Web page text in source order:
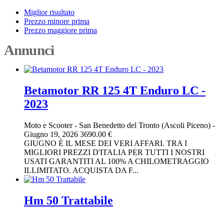
Miglior risultato
Prezzo minore prima
Prezzo maggiore prima
Annunci
Betamotor RR 125 4T Enduro LC -
2023
Moto e Scooter- San Benedetto del Tronto (Ascoli Piceno) -
Giugno 19, 2026 3690.00 €
GIUGNO È IL MESE DEI VERI AFFARI. TRA I
MIGLIORI PREZZI D'ITALIA PER TUTTI I NOSTRI
USATI GARANTITI AL 100% A CHILOMETRAGGIO
ILLIMITATO. ACQUISTA DA F...
Hm 50 Trattabile